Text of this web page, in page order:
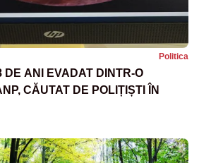
Politica
DE ANI EVADAT DINTR-O
CĂUTAT DE POLIȚIȘTI ÎN